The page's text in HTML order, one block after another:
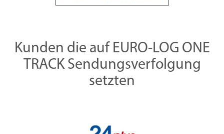
Kunden die auf EURO-LOG ONE
TRACK Sendungsverfolgung
setzten